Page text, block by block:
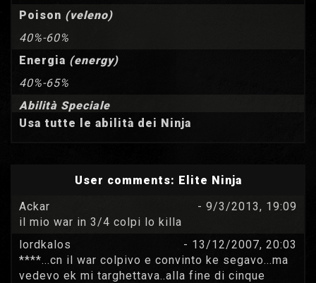
Poison (veleno)
40%-60%
Energia (energy)
40%-65%
Abilità Speciale
Usa tutte le abilità dei Ninja
User comments: Elite Ninja
Ackar
- 9/3/2013, 19:09
il mio war in 3/4 colpi lo killa
lordkalos
- 13/12/2007, 20:03
****...cn il war colpivo e convinto ke segavo...ma
vedevo ek mi targhettava..alla fine di cinque